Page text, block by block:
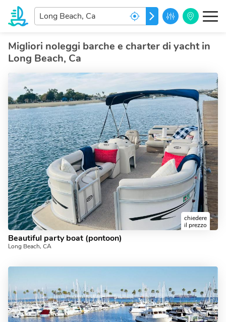
Inserisci
la
PARTIRE
Migliori noleggi barche e charter di yacht in
Long Beach, Ca
chiedere
il prezzo
Beautiful party boat (pontoon)
Long Beach, CA